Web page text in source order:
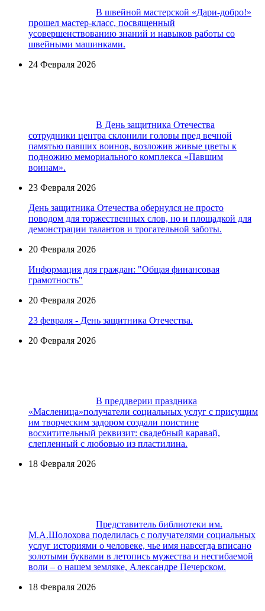
В швейной мастерской «Дари-добро!»
прошел мастер-класс, посвященный
усовершенствованию знаний и навыков работы со
швейными машинками.
24 Февраля 2026
В День защитника Отечества
сотрудники центра склонили головы пред вечной
памятью павших воинов, возложив живые цветы к
подножию мемориального комплекса «Павшим
воинам».
23 Февраля 2026
День защитника Отечества обернулся не просто
поводом для торжественных слов, но и площадкой для
демонстрации талантов и трогательной заботы.
20 Февраля 2026
Информация для граждан: "Общая финансовая
грамотность"
20 Февраля 2026
23 февраля - День защитника Отечества.
20 Февраля 2026
В преддверии праздника
«Масленица»получатели социальных услуг с присущим
им творческим задором создали поистине
восхитительный реквизит: cвадебный каравай,
слепленный с любовью из пластилина.
18 Февраля 2026
Представитель библиотеки им.
М.А.Шолохова поделилась с получателями социальных
услуг историями о человеке, чье имя навсегда вписано
золотыми буквами в летопись мужества и несгибаемой
воли – о нашем земляке, Александре Печерском.
18 Февраля 2026